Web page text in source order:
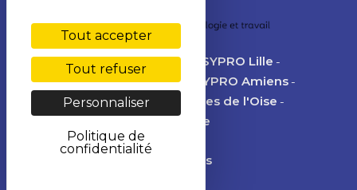
IEAJA LyonPSYPRO Grenoble
PSYPRO Lille
PSYPRO LyonPSYPRO Metz
PSYPRO Amiens
CAPA AnnecyPSYPRO des Portes de l'Oise
CLINIQUE Chenaie
Mentions légales
Tout accepter
Tout refuser
Personnaliser
Politique de
confidentialité